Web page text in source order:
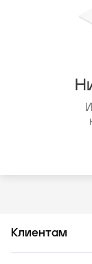
Клиентам